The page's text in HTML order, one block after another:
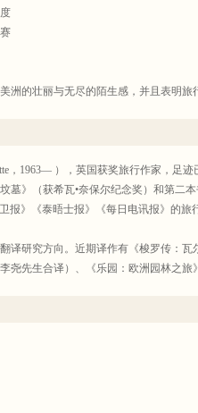
洲的壮丽与无尽的陌生感，并且表明
妙的方式让人们重新感受到地球的广
的关于历史、政治和个人的游记，保
驯服的地方。
图书奖
个月的南美洲之旅，3000多页笔记，10
人知、少被打扰
海岸线、深不可测的沼泽、幽深隐秘的
奈保尔的救赎之旅。
，1963— ），英国获奖旅行作家，足
墓》（获希瓦•奈保尔纪念奖）和第二
报》《泰晤士报》《每日电讯报》的旅
译研究方向。近期译作有《梭罗传：瓦
尧先生合译）、《乐园：欧洲园林之旅